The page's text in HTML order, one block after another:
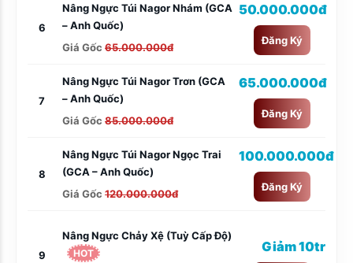
6
Nâng Ngực Túi Nagor Nhám (GCA
– Anh Quốc)
Giá Gốc 65.000.000đ
50.000.000đ
Đăng Ký
7
Nâng Ngực Túi Nagor Trơn (GCA
– Anh Quốc)
Giá Gốc 85.000.000đ
65.000.000đ
Đăng Ký
8
Nâng Ngực Túi Nagor Ngọc Trai
(GCA – Anh Quốc)
Giá Gốc 120.000.000đ
100.000.000đ
Đăng Ký
9
Nâng Ngực Chảy Xệ (tuỳ Cấp Độ)
HOT Giảm 10tr